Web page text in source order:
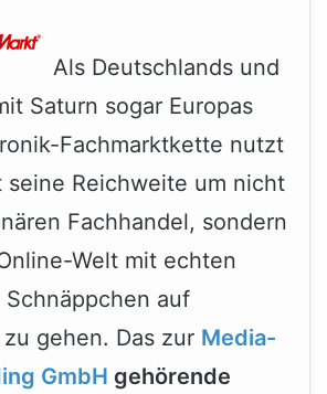
Als Deutschlands und
Saturn sogar Europas
Fachmarktkette nutzt
seine Reichweite um nicht
Fachhandel, sondern
Welt mit echten
auf
gehen. Das zur Media-
GmbH gehörende